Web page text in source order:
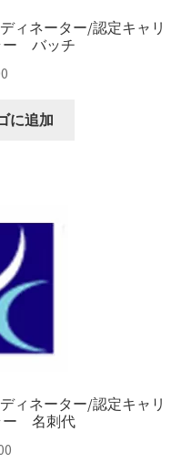
ィネーター/認定キャリ
ー バッチ
に追加
ィネーター/認定キャリ
ー 名刺代